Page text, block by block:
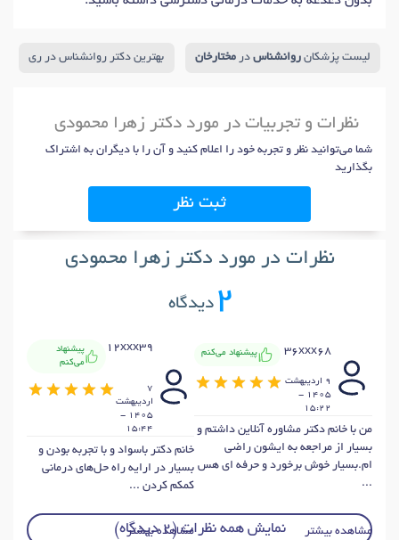
لیست پزشکانروانشناس درمختارخان بهترین دکتر روانشناس در ری
نظرات و تجربیات در مورد دکتر زهرا محمودی
شما می‌توانید نظر و تجربه خود را اعلام کنید و آن را با دیگران به اشتراک
بگذارید
ثبت نظر
نظرات در مورد دکتر زهرا محمودی
2دیدگاه
36xxx68 پیشنهاد می‌کنم
9 ارديبهشت
1405 -
15:22
من با خانم دکتر مشاوره آنلاین داشتم و
بسیار از مراجعه به ایشون راضی
ام.بسیار خوش برخورد و حرفه ای هس
...
مشاهده بیشتر
12xxx39
پیشنهاد
می‌کنم
7
ارديبهشت
1405 -
15:44
خانم دکتر باسواد و با تجربه بودن و
بسیار در ارایه راه حل‌های درمانی
کمکم کردن ...
مشاهده بیشترنمایش همه نظرات (2 دیدگاه)